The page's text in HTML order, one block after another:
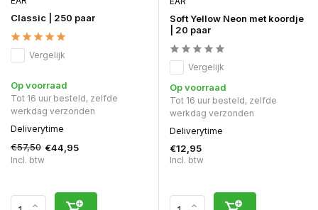
Classic | 250 paar
Vergelijk
Op voorraad
Tot 16 uur besteld, zelfde
werkdag verzonden
Deliverytime
€57,50 €44,95
Incl. btw
Soft Yellow Neon met koordje
| 20 paar
Vergelijk
Op voorraad
Tot 16 uur besteld, zelfde
werkdag verzonden
Deliverytime
€12,95
Incl. btw